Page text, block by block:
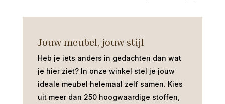
Jouw meubel, jouw stijl
Heb je iets anders in gedachten dan wat
je hier ziet? In onze winkel stel je jouw
ideale meubel helemaal zelf samen. Kies
uit meer dan 250 hoogwaardige stoffen,